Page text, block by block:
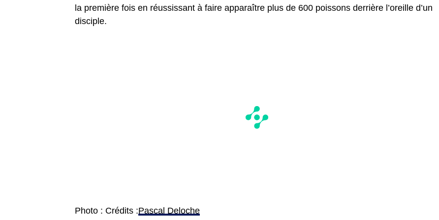
la première fois en réussissant à faire apparaître plus de 600 poissons derrière l’oreille d’un
disciple.
Photo : Crédits :Pascal Deloche